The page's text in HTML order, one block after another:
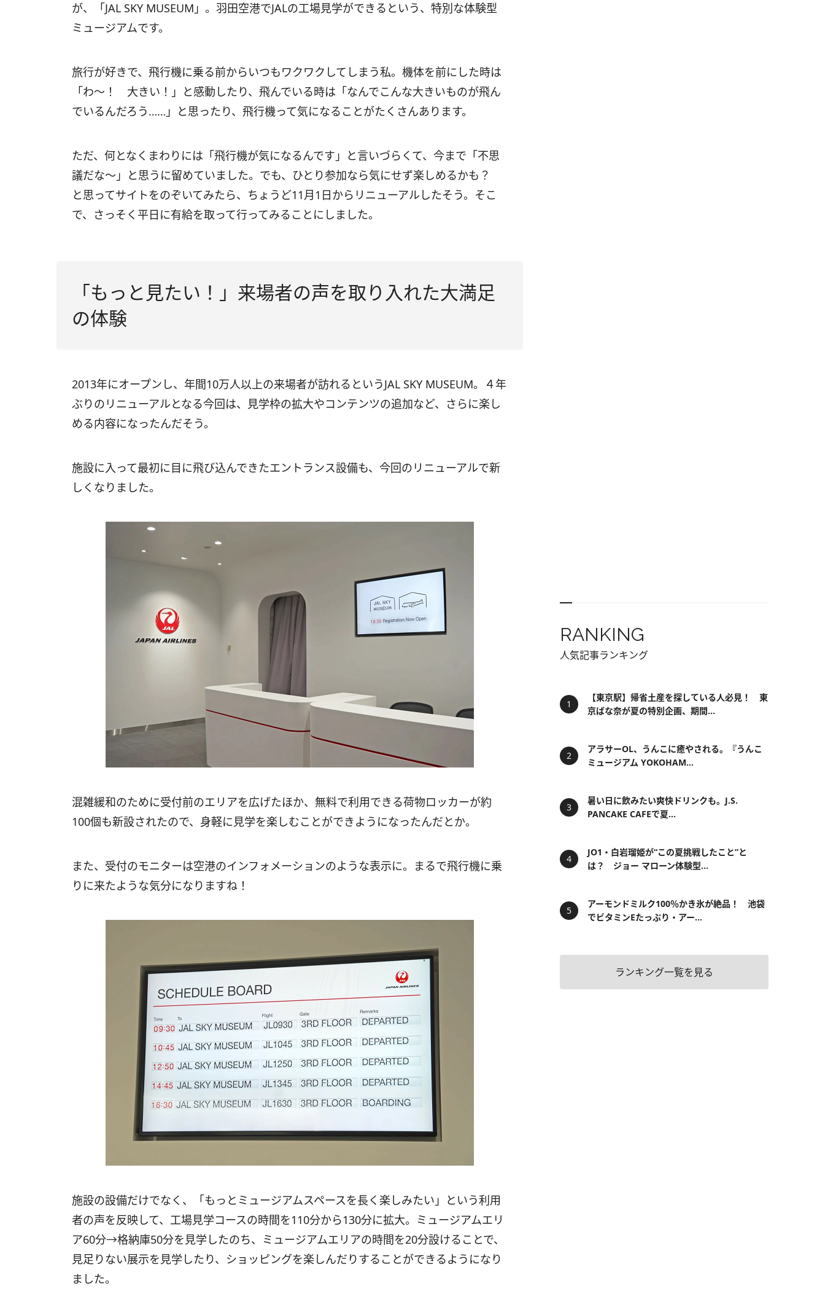
が、「JAL SKY MUSEUM」。羽田空港でJALの工場見学ができるという、特別な体験型
ミュージアムです。
旅行が好きで、飛行機に乗る前からいつもワクワクしてしまう私。機体を前にした時は
「わ～！ 大きい！」と感動したり、飛んでいる時は「なんでこんな大きいものが飛ん
でいるんだろう……」と思ったり、飛行機って気になることがたくさんあります。
ただ、何となくまわりには「飛行機が気になるんです」と言いづらくて、今まで「不思
議だな～」と思うに留めていました。でも、ひとり参加なら気にせず楽しめるかも？
と思ってサイトをのぞいてみたら、ちょうど11月1日からリニューアルしたそう。そこ
で、さっそく平日に有給を取って行ってみることにしました。
「もっと見たい！」来場者の声を取り入れた大満足
の体験
2013年にオープンし、年間10万人以上の来場者が訪れるというJAL SKY MUSEUM。４年
ぶりのリニューアルとなる今回は、見学枠の拡大やコンテンツの追加など、さらに楽し
める内容になったんだそう。
施設に入って最初に目に飛び込んできたエントランス設備も、今回のリニューアルで新
しくなりました。
混雑緩和のために受付前のエリアを広げたほか、無料で利用できる荷物ロッカーが約
100個も新設されたので、身軽に見学を楽しむことができようになったんだとか。
また、受付のモニターは空港のインフォメーションのような表示に。まるで飛行機に乗
りに来たような気分になりますね！
施設の設備だけでなく、「もっとミュージアムスペースを長く楽しみたい」という利用
者の声を反映して、工場見学コースの時間を110分から130分に拡大。ミュージアムエリ
ア60分→格納庫50分を見学したのち、ミュージアムエリアの時間を20分設けることで、
見足りない展示を見学したり、ショッピングを楽しんだりすることができるようになり
ました。
RANKING
人気記事ランキング
【東京駅】帰省土産を探している人必見！ 東
京ばな奈が夏の特別企画、期間...
アラサーOL、うんこに癒やされる。『うんこ
ミュージアム YOKOHAM...
暑い日に飲みたい爽快ドリンクも。J.S.
PANCAKE CAFEで夏...
JO1・白岩瑠姫が“この夏挑戦したこと”と
は？ ジョー マローン体験型...
アーモンドミルク100％かき氷が絶品！ 池袋
でビタミンEたっぷり・アー...
ランキング一覧を見る